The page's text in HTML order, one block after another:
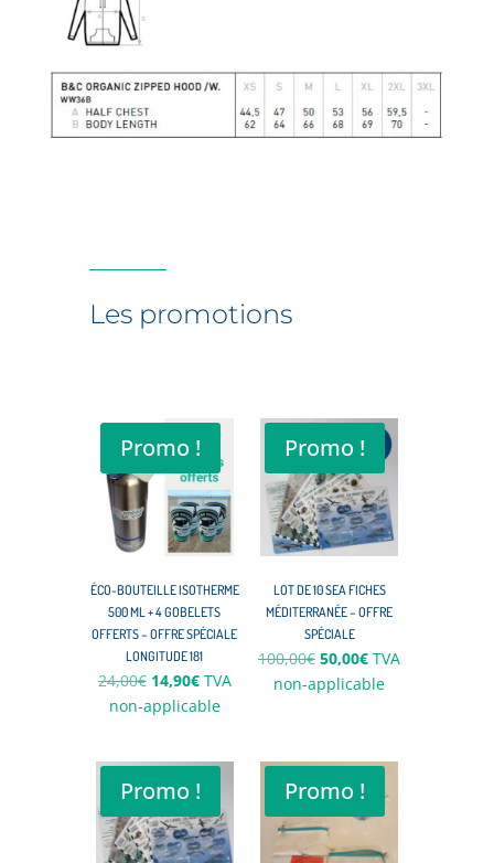
Les promotions
Promo !
ÉCO-BOUTEILLE ISOTHERME
500 ML + 4 GOBELETS
OFFERTS – OFFRE SPÉCIALE
LONGITUDE 181
24,00€ Le
prix
24,00€.
14,90€Le
prix
14,90€.
TVA
non-applicable
Promo !
LOT DE 10 SEA FICHES
MÉDITERRANÉE – OFFRE
SPÉCIALE
100,00€ Le
prix
100,00€.
50,00€Le
prix
50,00€.
TVA
non-applicable
Promo ! Promo !